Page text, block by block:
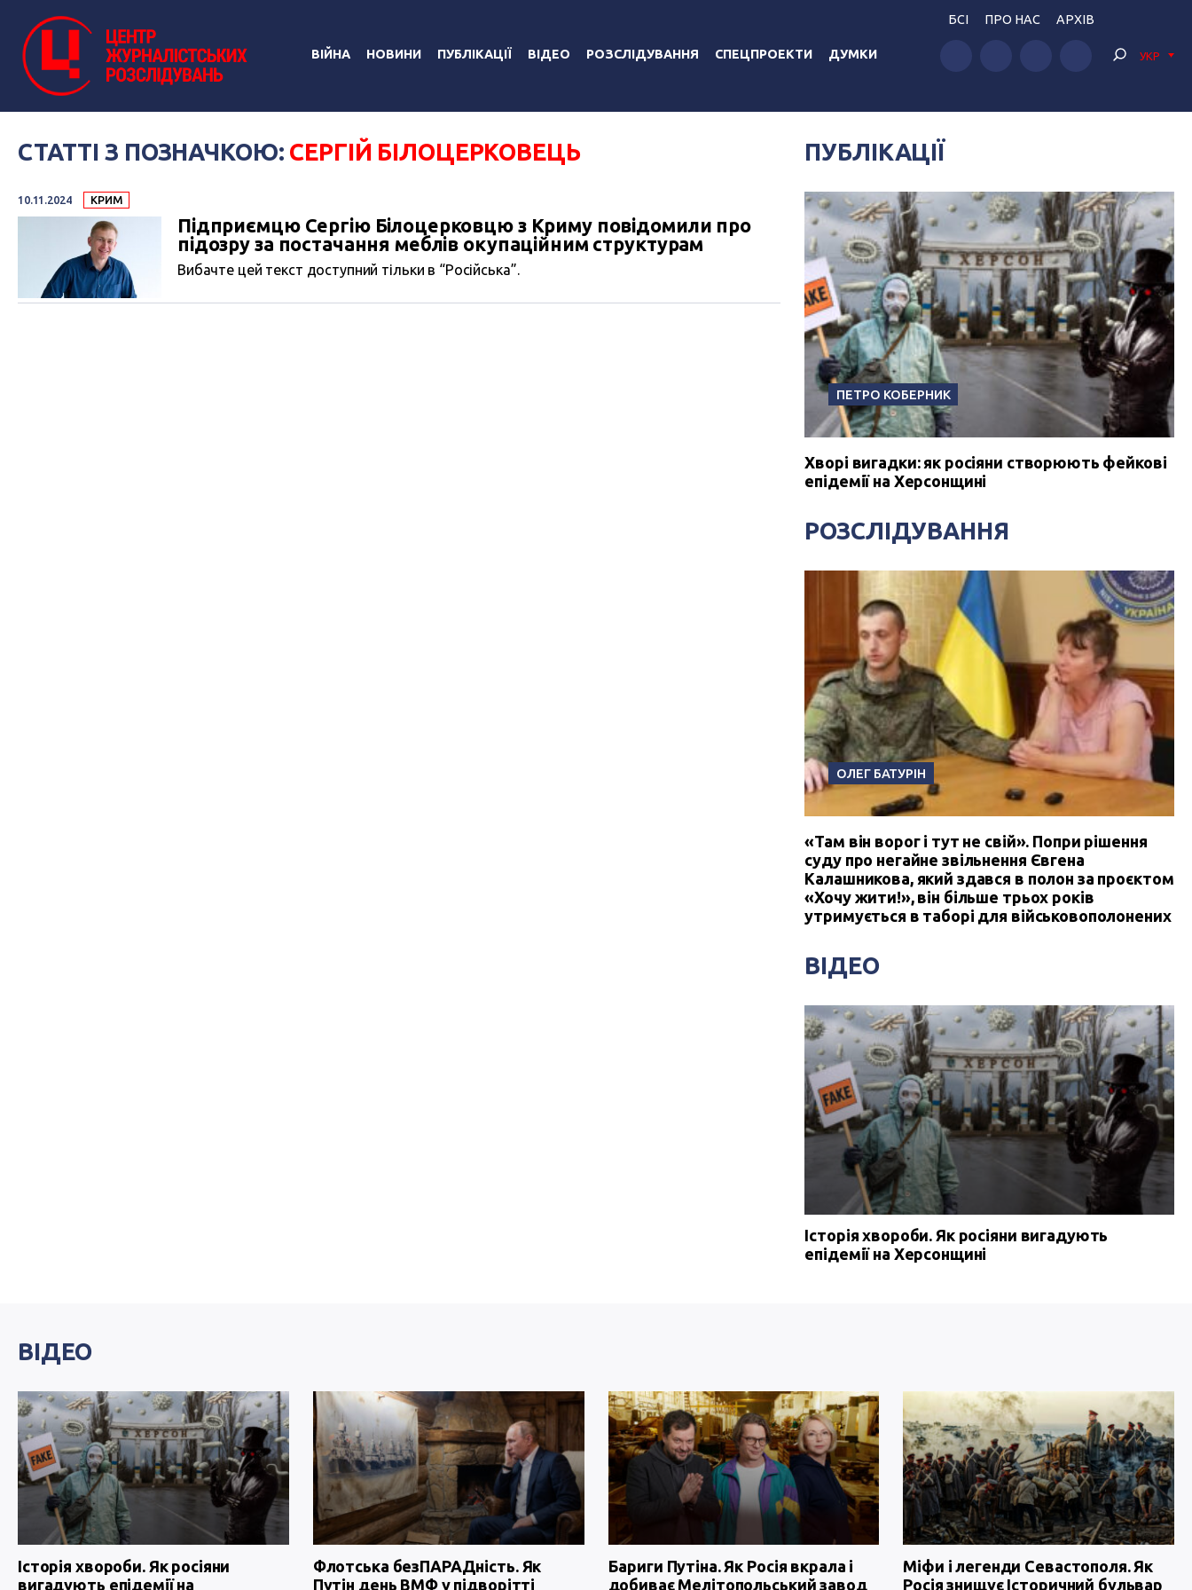
ВІЙНА НОВИНИ ПУБЛІКАЦІЇ ВІДЕО РОЗСЛІДУВАННЯ СПЕЦПРОЕКТИ ДУМКИ
БСІ ПРО НАС АРХІВ
УКР
СТАТТІ З ПОЗНАЧКОЮ: СЕРГІЙ БІЛОЦЕРКОВЕЦЬ
10.11.2024 КРИМ
Підприємцю Сергію Білоцерковцю з Криму повідомили про
підозру за постачання меблів окупаційним структурам
Вибачте цей текст доступний тільки в “Російська”.
ПУБЛІКАЦІЇ
ПЕТРО КОБЕРНИК
Хворі вигадки: як росіяни створюють фейкові
епідемії на Херсонщині
РОЗСЛІДУВАННЯ
ОЛЕГ БАТУРІН
«Там він ворог і тут не свій». Попри рішення
суду про негайне звільнення Євгена
Калашникова, який здався в полон за проєктом
«Хочу жити!», він більше трьох років
утримується в таборі для військовополонених
ВІДЕО
Історія хвороби. Як росіяни вигадують
епідемії на Херсонщині
ВІДЕО
Історія хвороби. Як росіяни
вигадують епідемії на
Флотська безПАРАДність. Як
Путін день ВМФ у підворітті
Бариги Путіна. Як Росія вкрала і
добиває Мелітопольський завод
Міфи і легенди Севастополя. Як
Росія знищує Історичний бульвар